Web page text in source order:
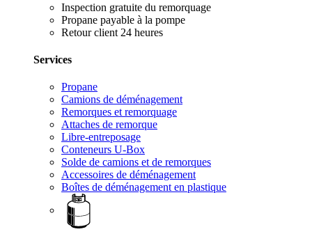
Inspection gratuite du remorquage
Propane payable à la pompe
Retour client 24 heures
Services
Propane
Camions de déménagement
Remorques et remorquage
Attaches de remorque
Libre-entreposage
Conteneurs U-Box
Solde de camions et de remorques
Accessoires de déménagement
Boîtes de déménagement en plastique